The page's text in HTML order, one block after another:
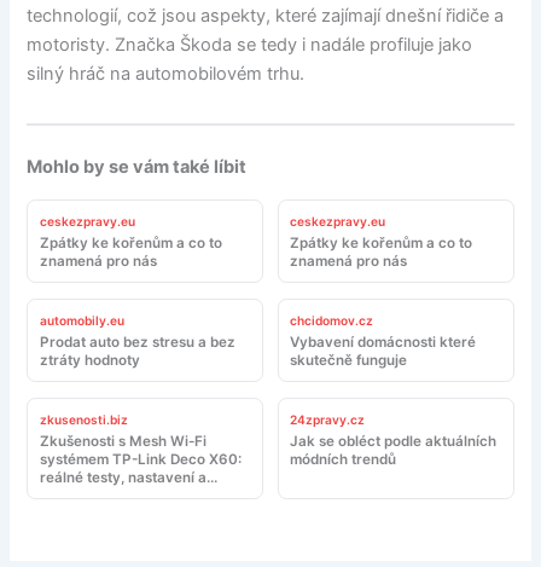
technologií, což jsou aspekty, které zajímají dnešní řidiče a
motoristy. Značka Škoda se tedy i nadále profiluje jako
silný hráč na automobilovém trhu.
Mohlo by se vám také líbit
ceskezpravy.eu
Zpátky ke kořenům a co to
znamená pro nás
ceskezpravy.eu
Zpátky ke kořenům a co to
znamená pro nás
automobily.eu
Prodat auto bez stresu a bez
ztráty hodnoty
chcidomov.cz
Vybavení domácnosti které
skutečně funguje
zkusenosti.biz
Zkušenosti s Mesh Wi-Fi
systémem TP-Link Deco X60:
reálné testy, nastavení a
doporučení
24zpravy.cz
Jak se obléct podle aktuálních
módních trendů